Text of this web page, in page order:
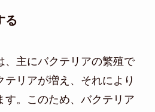
る
、主にバクテリアの繁殖で
リアが増え、それにより
す。このため、バクテリア